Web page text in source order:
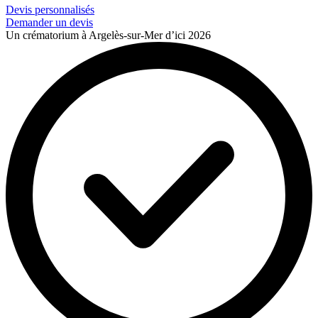
Devis personnalisés
Demander un devis
Un crématorium à Argelès-sur-Mer d’ici 2026